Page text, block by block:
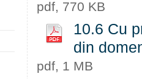
pdf, 770 KB
10.6 Cu
din
pdf, 1 MB